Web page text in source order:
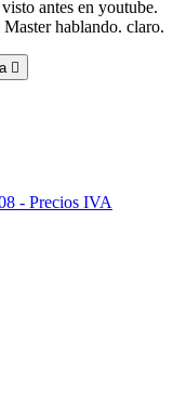
antes en youtube.
hablando. claro.

- Precios IVA